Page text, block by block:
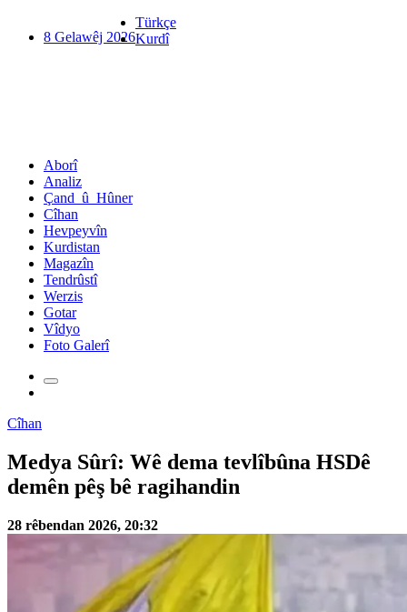
8 Gelawêj 2026
Türkçe
Kurdî
Aborî
Analiz
Çand_û_Hûner
Cîhan
Hevpeyvîn
Kurdistan
Magazîn
Tendrûstî
Werzis
Gotar
Vîdyo
Foto Galerî
Cîhan
Medya Sûrî: Wê dema tevlîbûna HSDê
demên pêş bê ragihandin
28 rêbendan 2026, 20:32